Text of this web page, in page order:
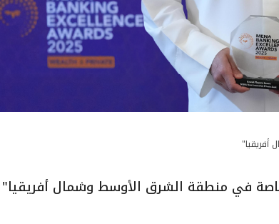
أفريقيا"
في منطقة الشرق الأوسط وشمال أفريقيا"